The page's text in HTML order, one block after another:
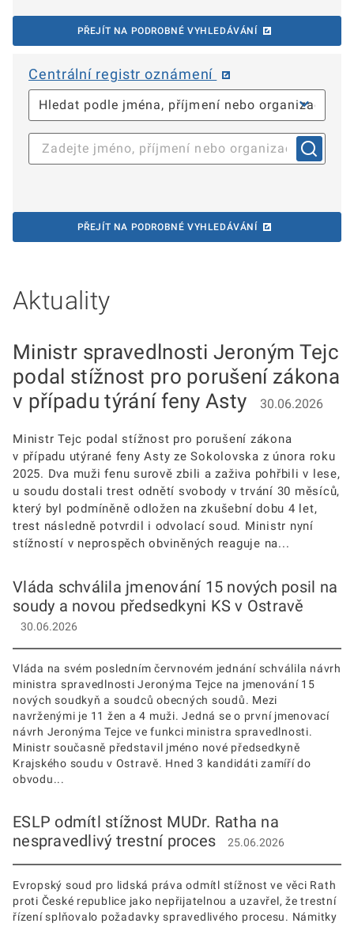
PŘEJÍT NA PODROBNÉ VYHLEDÁVÁNÍ
Centrální registr oznámení
PŘEJÍT NA PODROBNÉ VYHLEDÁVÁNÍ
Aktuality
Ministr spravedlnosti Jeroným Tejc
podal stížnost pro porušení zákona
v případu týrání feny Asty
30.06.2026
Ministr Tejc podal stížnost pro porušení zákona
v případu utýrané feny Asty ze Sokolovska z února roku
2025. Dva muži fenu surově zbili a zaživa pohřbili v lese,
u soudu dostali trest odnětí svobody v trvání 30 měsíců,
který byl podmíněně odložen na zkušební dobu 4 let,
trest následně potvrdil i odvolací soud. Ministr nyní
stížností v neprospěch obviněných reaguje na...
Vláda schválila jmenování 15 nových posil na
soudy a novou předsedkyni KS v Ostravě
30.06.2026
Vláda na svém posledním červnovém jednání schválila návrh
ministra spravedlnosti Jeronýma Tejce na jmenování 15
nových soudkyň a soudců obecných soudů. Mezi
navrženými je 11 žen a 4 muži. Jedná se o první jmenovací
návrh Jeronýma Tejce ve funkci ministra spravedlnosti.
Ministr současně představil jméno nové předsedkyně
Krajského soudu v Ostravě. Hned 3 kandidáti zamíří do
obvodu...
ESLP odmítl stížnost MUDr. Ratha na
nespravedlivý trestní proces
25.06.2026
Evropský soud pro lidská práva odmítl stížnost ve věci Rath
proti České republice jako nepřijatelnou a uzavřel, že trestní
řízení splňovalo požadavky spravedlivého procesu. Námitky